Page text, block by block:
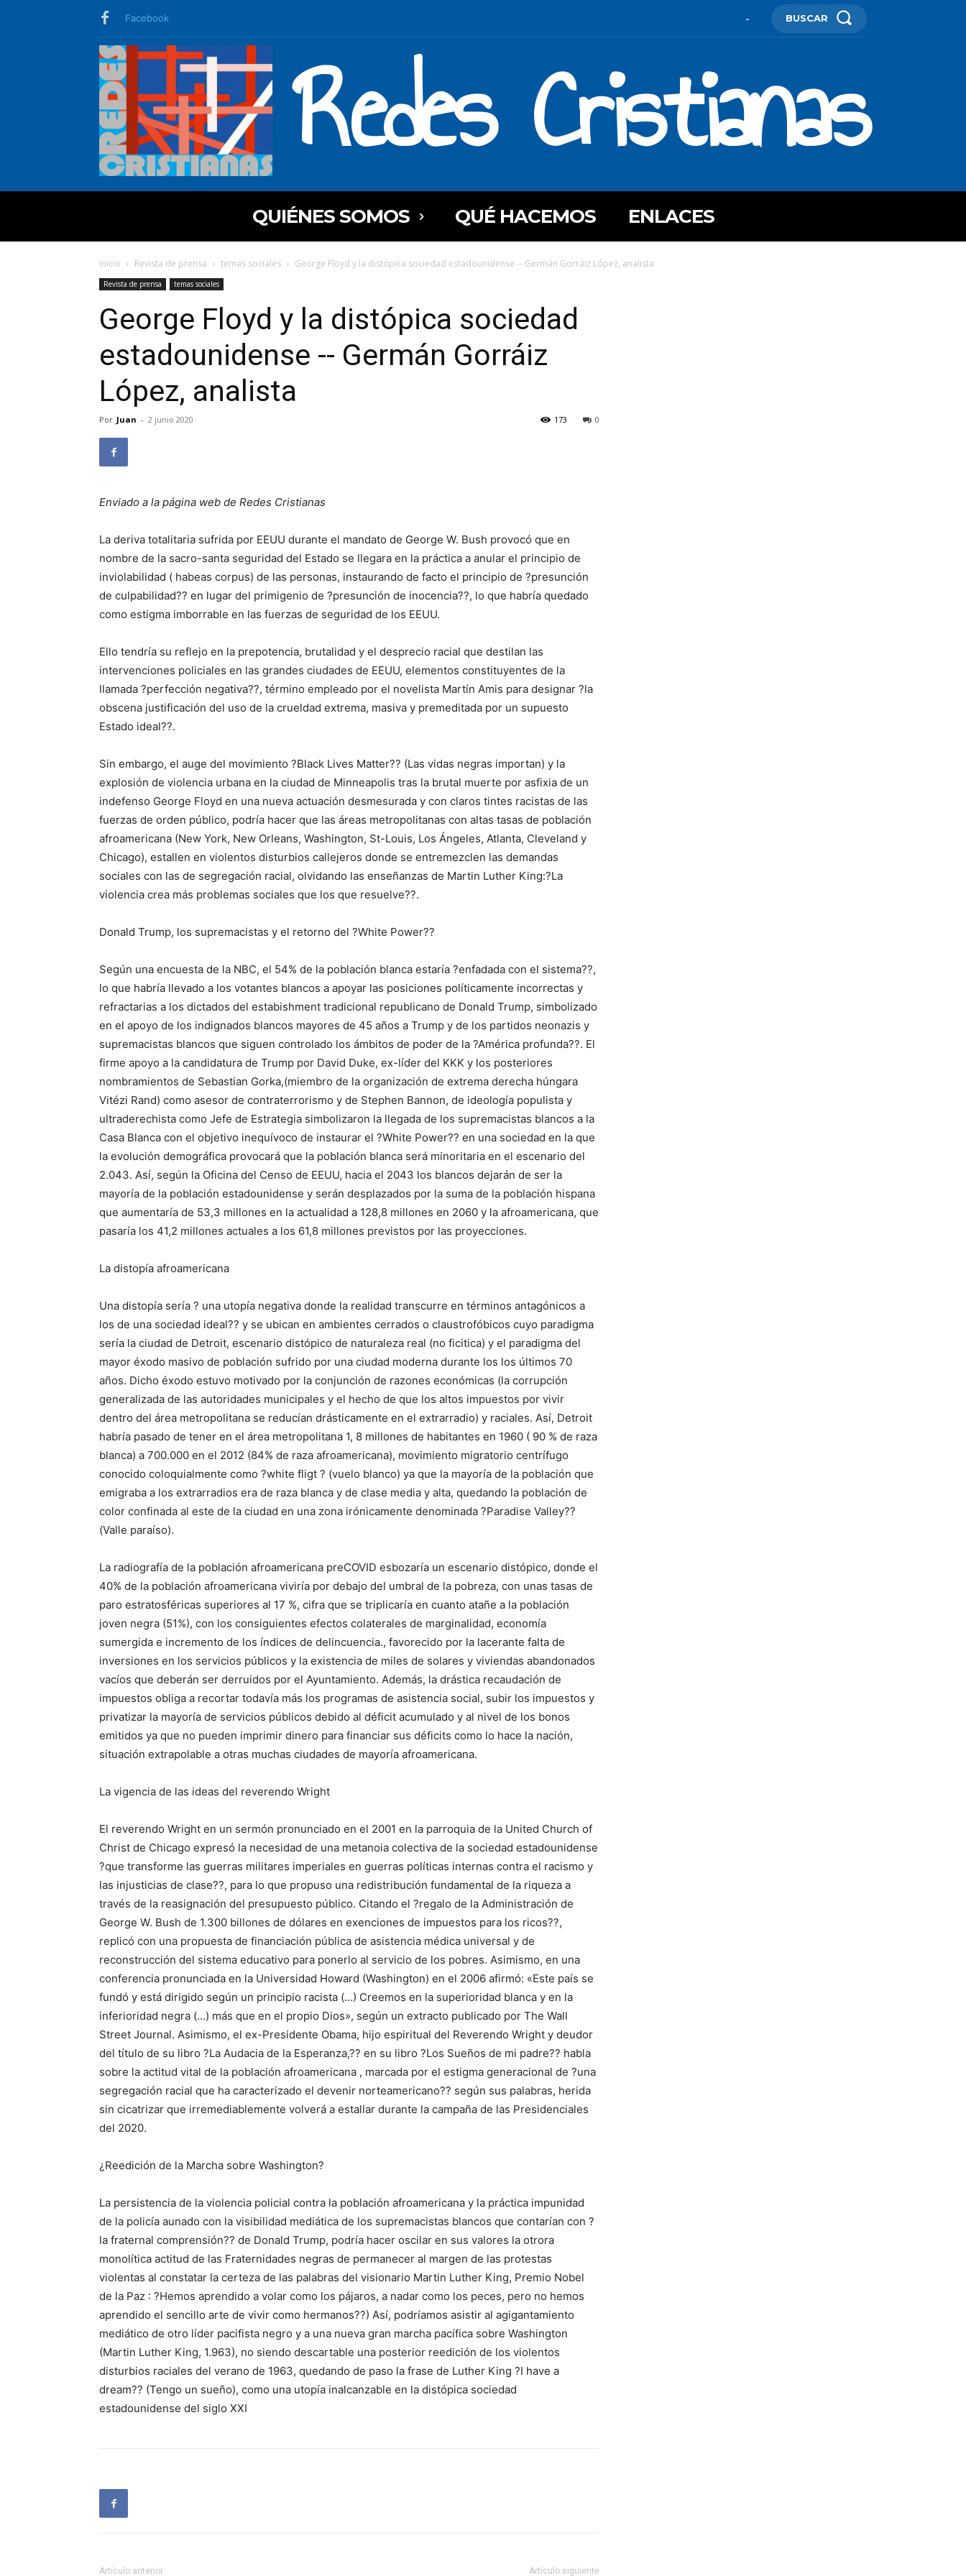
Facebook - BUSCAR
Redes Cristianas
QUIÉNES SOMOS QUÉ HACEMOS ENLACES
Inicio Revista de prensa temas sociales George Floyd y la distópica sociedad estadounidense -- Germán Gorráiz López, analista
Revista de prensa temas sociales
George Floyd y la distópica sociedad
estadounidense -- Germán Gorráiz
López, analista
Por Juan - 2 junio 2020 0
173
Enviado a la página web de Redes Cristianas
La deriva totalitaria sufrida por EEUU durante el mandato de George W. Bush provocó que en
nombre de la sacro-santa seguridad del Estado se llegara en la práctica a anular el principio de
inviolabilidad ( habeas corpus) de las personas, instaurando de facto el principio de ?presunción
de culpabilidad?? en lugar del primigenio de ?presunción de inocencia??, lo que habría quedado
como estigma imborrable en las fuerzas de seguridad de los EEUU.
Ello tendría su reflejo en la prepotencia, brutalidad y el desprecio racial que destilan las
intervenciones policiales en las grandes ciudades de EEUU, elementos constituyentes de la
llamada ?perfección negativa??, término empleado por el novelista Martín Amis para designar ?la
obscena justificación del uso de la crueldad extrema, masiva y premeditada por un supuesto
Estado ideal??.
Sin embargo, el auge del movimiento ?Black Lives Matter?? (Las vidas negras importan) y la
explosión de violencia urbana en la ciudad de Minneapolis tras la brutal muerte por asfixia de un
indefenso George Floyd en una nueva actuación desmesurada y con claros tintes racistas de las
fuerzas de orden público, podría hacer que las áreas metropolitanas con altas tasas de población
afroamericana (New York, New Orleans, Washington, St-Louis, Los Ángeles, Atlanta, Cleveland y
Chicago), estallen en violentos disturbios callejeros donde se entremezclen las demandas
sociales con las de segregación racial, olvidando las enseñanzas de Martin Luther King:?La
violencia crea más problemas sociales que los que resuelve??.
Donald Trump, los supremacistas y el retorno del ?White Power??
Según una encuesta de la NBC, el 54% de la población blanca estaría ?enfadada con el sistema??,
lo que habría llevado a los votantes blancos a apoyar las posiciones políticamente incorrectas y
refractarias a los dictados del estabishment tradicional republicano de Donald Trump, simbolizado
en el apoyo de los indignados blancos mayores de 45 años a Trump y de los partidos neonazis y
supremacistas blancos que siguen controlado los ámbitos de poder de la ?América profunda??. El
firme apoyo a la candidatura de Trump por David Duke, ex-líder del KKK y los posteriores
nombramientos de Sebastian Gorka,(miembro de la organización de extrema derecha húngara
Vitézi Rand) como asesor de contraterrorismo y de Stephen Bannon, de ideología populista y
ultraderechista como Jefe de Estrategia simbolizaron la llegada de los supremacistas blancos a la
Casa Blanca con el objetivo inequívoco de instaurar el ?White Power?? en una sociedad en la que
la evolución demográfica provocará que la población blanca será minoritaria en el escenario del
2.043. Así, según la Oficina del Censo de EEUU, hacia el 2043 los blancos dejarán de ser la
mayoría de la población estadounidense y serán desplazados por la suma de la población hispana
que aumentaría de 53,3 millones en la actualidad a 128,8 millones en 2060 y la afroamericana, que
pasaría los 41,2 millones actuales a los 61,8 millones previstos por las proyecciones.
La distopía afroamericana
Una distopía sería ? una utopía negativa donde la realidad transcurre en términos antagónicos a
los de una sociedad ideal?? y se ubican en ambientes cerrados o claustrofóbicos cuyo paradigma
sería la ciudad de Detroit, escenario distópico de naturaleza real (no ficitica) y el paradigma del
mayor éxodo masivo de población sufrido por una ciudad moderna durante los los últimos 70
años. Dicho éxodo estuvo motivado por la conjunción de razones económicas (la corrupción
generalizada de las autoridades municipales y el hecho de que los altos impuestos por vivir
dentro del área metropolitana se reducían drásticamente en el extrarradio) y raciales. Así, Detroit
habría pasado de tener en el área metropolitana 1, 8 millones de habitantes en 1960 ( 90 % de raza
blanca) a 700.000 en el 2012 (84% de raza afroamericana), movimiento migratorio centrífugo
conocido coloquialmente como ?white fligt ? (vuelo blanco) ya que la mayoría de la población que
emigraba a los extrarradios era de raza blanca y de clase media y alta, quedando la población de
color confinada al este de la ciudad en una zona irónicamente denominada ?Paradise Valley??
(Valle paraíso).
La radiografía de la población afroamericana preCOVID esbozaría un escenario distópico, donde el
40% de la población afroamericana viviría por debajo del umbral de la pobreza, con unas tasas de
paro estratosféricas superiores al 17 %, cifra que se triplicaría en cuanto atañe a la población
joven negra (51%), con los consiguientes efectos colaterales de marginalidad, economía
sumergida e incremento de los índices de delincuencia., favorecido por la lacerante falta de
inversiones en los servicios públicos y la existencia de miles de solares y viviendas abandonados
vacíos que deberán ser derruidos por el Ayuntamiento. Además, la drástica recaudación de
impuestos obliga a recortar todavía más los programas de asistencia social, subir los impuestos y
privatizar la mayoría de servicios públicos debido al déficit acumulado y al nivel de los bonos
emitidos ya que no pueden imprimir dinero para financiar sus déficits como lo hace la nación,
situación extrapolable a otras muchas ciudades de mayoría afroamericana.
La vigencia de las ideas del reverendo Wright
El reverendo Wright en un sermón pronunciado en el 2001 en la parroquia de la United Church of
Christ de Chicago expresó la necesidad de una metanoia colectiva de la sociedad estadounidense
?que transforme las guerras militares imperiales en guerras políticas internas contra el racismo y
las injusticias de clase??, para lo que propuso una redistribución fundamental de la riqueza a
través de la reasignación del presupuesto público. Citando el ?regalo de la Administración de
George W. Bush de 1.300 billones de dólares en exenciones de impuestos para los ricos??,
replicó con una propuesta de financiación pública de asistencia médica universal y de
reconstrucción del sistema educativo para ponerlo al servicio de los pobres. Asimismo, en una
conferencia pronunciada en la Universidad Howard (Washington) en el 2006 afirmó: «Este país se
fundó y está dirigido según un principio racista (…) Creemos en la superioridad blanca y en la
inferioridad negra (…) más que en el propio Dios», según un extracto publicado por The Wall
Street Journal. Asimismo, el ex-Presidente Obama, hijo espiritual del Reverendo Wright y deudor
del título de su libro ?La Audacia de la Esperanza,?? en su libro ?Los Sueños de mi padre?? habla
sobre la actitud vital de la población afroamericana , marcada por el estigma generacional de ?una
segregación racial que ha caracterizado el devenir norteamericano?? según sus palabras, herida
sin cicatrizar que irremediablemente volverá a estallar durante la campaña de las Presidenciales
del 2020.
¿Reedición de la Marcha sobre Washington?
La persistencia de la violencia policial contra la población afroamericana y la práctica impunidad
de la policía aunado con la visibilidad mediática de los supremacistas blancos que contarían con ?
la fraternal comprensión?? de Donald Trump, podría hacer oscilar en sus valores la otrora
monolítica actitud de las Fraternidades negras de permanecer al margen de las protestas
violentas al constatar la certeza de las palabras del visionario Martin Luther King, Premio Nobel
de la Paz : ?Hemos aprendido a volar como los pájaros, a nadar como los peces, pero no hemos
aprendido el sencillo arte de vivir como hermanos??) Así, podríamos asistir al agigantamiento
mediático de otro líder pacifista negro y a una nueva gran marcha pacífica sobre Washington
(Martin Luther King, 1.963), no siendo descartable una posterior reedición de los violentos
disturbios raciales del verano de 1963, quedando de paso la frase de Luther King ?I have a
dream?? (Tengo un sueño), como una utopía inalcanzable en la distópica sociedad
estadounidense del siglo XXI
Artículo anterior Artículo siguiente